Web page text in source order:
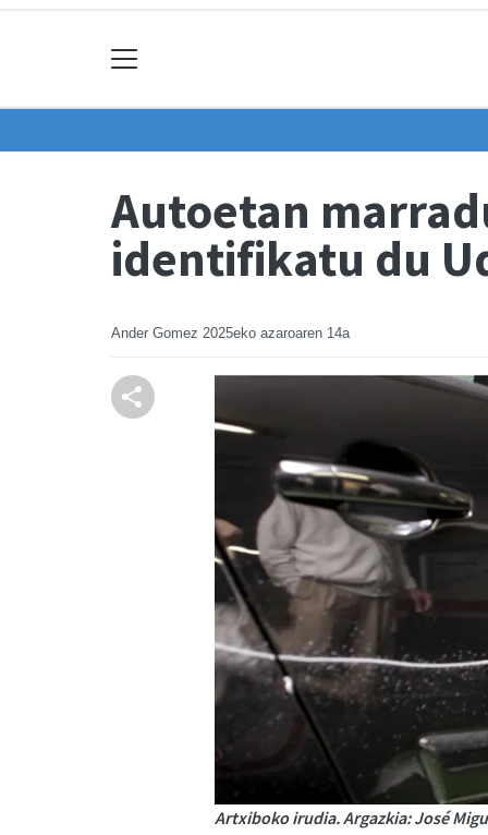
Autoetan
identifikatu du
Ander Gomez 2025eko azaroaren 14a
Artxiboko irudia. Argazkia: José